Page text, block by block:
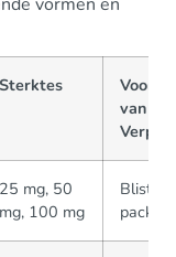
Sterktes
van
25 mg, 50
mg, 100 mg
Blister,
pack